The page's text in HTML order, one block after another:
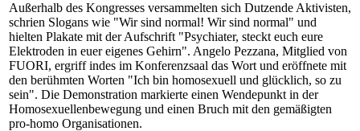
Außerhalb des Kongresses versammelten sich Dutzende Aktivisten,
schrien Slogans wie "Wir sind normal! Wir sind normal" und
hielten Plakate mit der Aufschrift "Psychiater, steckt euch eure
Elektroden in euer eigenes Gehirn". Angelo Pezzana, Mitglied von
FUORI, ergriff indes im Konferenzsaal das Wort und eröffnete mit
den berühmten Worten "Ich bin homosexuell und glücklich, so zu
sein". Die Demonstration markierte einen Wendepunkt in der
Homosexuellenbewegung und einen Bruch mit den gemäßigten
pro-homo Organisationen.